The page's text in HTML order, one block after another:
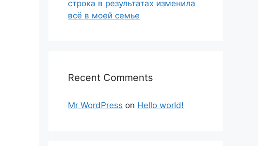
строка в результатах изменила
всё в моей семье
Recent Comments
Mr WordPress on Hello world!